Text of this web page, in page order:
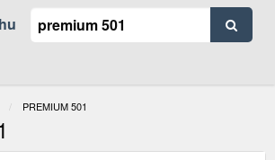
JELENLEGI:
PREMIUM 501